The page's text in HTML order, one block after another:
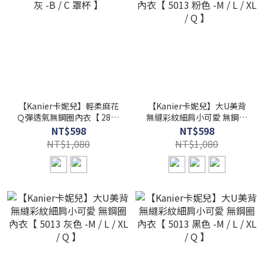
【Kanier卡妮兒】輕柔麻花
Ｑ彈透氣無鋼圈內衣【 2856
灰 -B / C 罩杯 】
NT$598
NT$1,080
【Kanier卡妮兒】大U美背
無縫彩紋細肩小可愛 無鋼圈
內衣【 5013 粉色 -M / L / XL
/ Q 】
NT$598
NT$1,080